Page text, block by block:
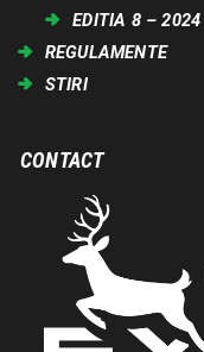
EDITIA 8 – 2024
REGULAMENTE
STIRI
CONTACT